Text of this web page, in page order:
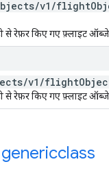
/v1 /flight
रेफ़र किए गए फ़्लाइट
/v1 /flight
रेफ़र किए गए फ़्लाइट
genericclass